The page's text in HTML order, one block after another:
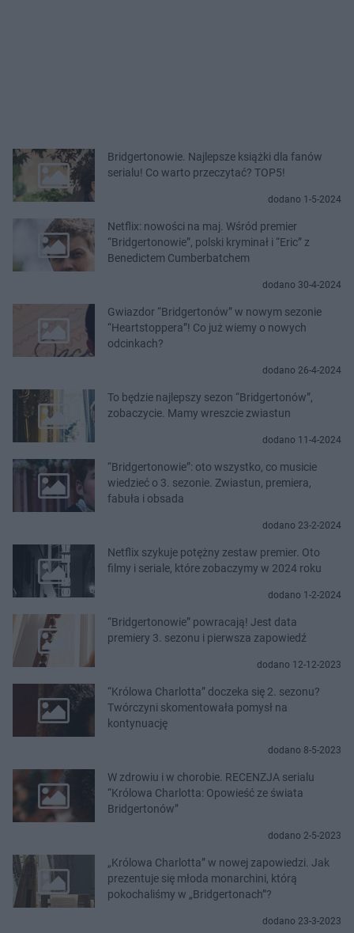
Bridgertonowie. Najlepsze książki dla fanów
serialu! Co warto przeczytać? TOP5!
dodano 1-5-2024
Netflix: nowości na maj. Wśród premier
“Bridgertonowie”, polski kryminał i “Eric” z
Benedictem Cumberbatchem
dodano 30-4-2024
Gwiazdor “Bridgertonów” w nowym sezonie
“Heartstoppera”! Co już wiemy o nowych
odcinkach?
dodano 26-4-2024
To będzie najlepszy sezon “Bridgertonów”,
zobaczycie. Mamy wreszcie zwiastun
dodano 11-4-2024
“Bridgertonowie”: oto wszystko, co musicie
wiedzieć o 3. sezonie. Zwiastun, premiera,
fabuła i obsada
dodano 23-2-2024
Netflix szykuje potężny zestaw premier. Oto
filmy i seriale, które zobaczymy w 2024 roku
dodano 1-2-2024
“Bridgertonowie” powracają! Jest data
premiery 3. sezonu i pierwsza zapowiedź
dodano 12-12-2023
“Królowa Charlotta” doczeka się 2. sezonu?
Twórczyni skomentowała pomysł na
kontynuację
dodano 8-5-2023
W zdrowiu i w chorobie. RECENZJA serialu
“Królowa Charlotta: Opowieść ze świata
Bridgertonów”
dodano 2-5-2023
„Królowa Charlotta” w nowej zapowiedzi. Jak
prezentuje się młoda monarchini, którą
pokochaliśmy w „Bridgertonach”?
dodano 23-3-2023